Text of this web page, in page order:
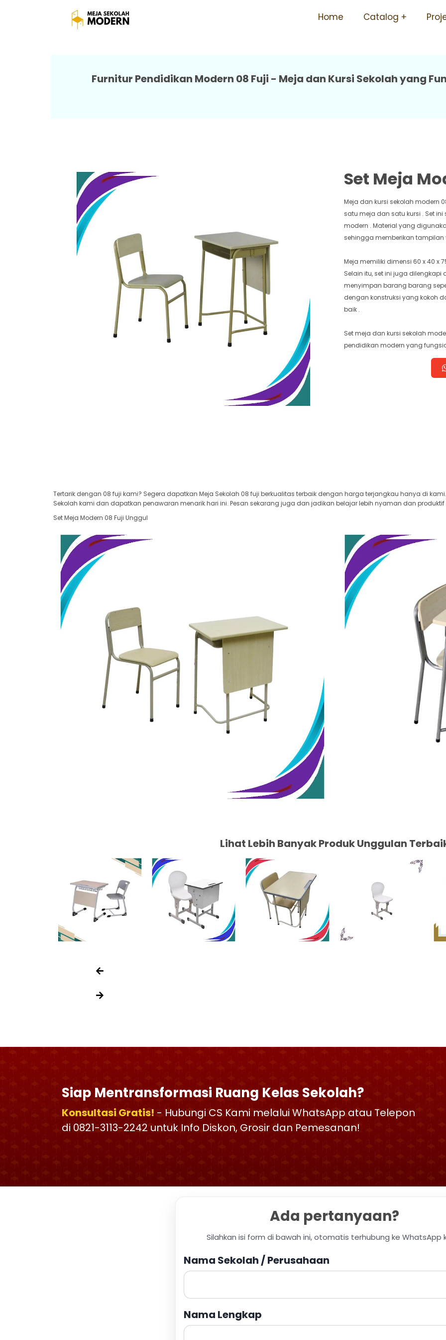
Home Catalog
Meja Besi Sekolah Tersedia Berbagai
Furnitur Pendidikan Modern 08 Fuji - Meja dan Kursi Sekolah yang
Set Meja
Meja dan kursi sekolah modern
satu meja dan satu kursi . Set
modern . Material yang
sehingga memberikan
Meja memiliki dimensi 60 x 40 x
Selain itu, set ini juga
menyimpan barang barang
dengan konstruksi yang kokoh
baik .
Set meja dan kursi sekolah
pendidikan modern yang
Tertarik dengan 08 fuji kami? Segera dapatkan Meja Sekolah 08 fuji berkualitas terbaik dengan harga terjangkau hanya di
Sekolah kami dan dapatkan penawaran menarik hari ini. Pesan sekarang juga dan jadikan belajar lebih nyaman dan
Set Meja Modern 08 Fuji Unggul
Lihat Lebih Banyak Produk Unggulan
Siap Mentransformasi Ruang Kelas Sekolah?
Konsultasi Gratis! - Hubungi CS Kami melalui WhatsApp atau Telepon
di 0821-3113-2242 untuk Info Diskon, Grosir dan Pemesanan!
Ada pertanyaan?
Silahkan isi form di bawah ini, otomatis terhubung ke WhatsApp
Nama Sekolah / Perusahaan
Nama Lengkap